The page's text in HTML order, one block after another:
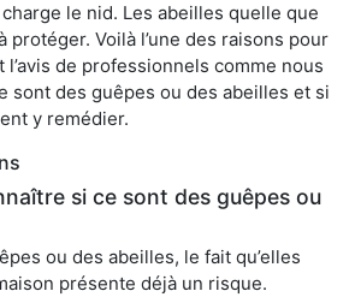
le nid. Les abeilles quelle que
protéger. Voilà l’une des raisons pour
de professionnels comme nous
sont des guêpes ou des abeilles et si
y remédier.
si ce sont des guêpes ou
ou des abeilles, le fait qu’elles
présente déjà un risque.